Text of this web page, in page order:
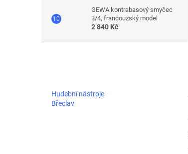
GEWA kontrabasový smyčec
3/4, francouzský model
2 840 Kč
Hudební nástroje
Břeclav